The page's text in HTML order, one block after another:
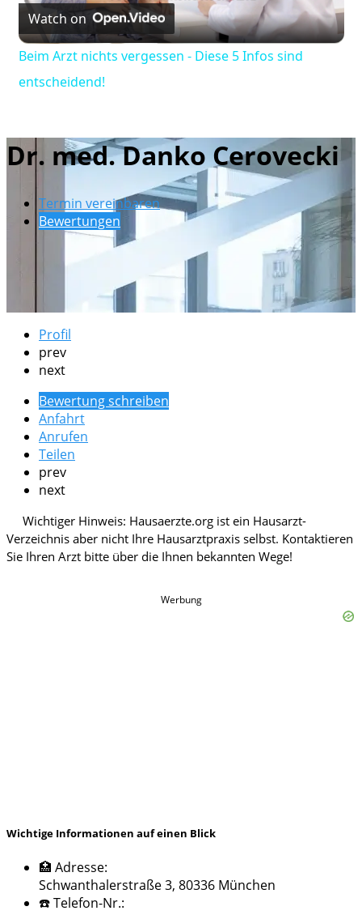
Video
Watch on
Beim Arzt nichts vergessen - Diese 5 Infos sind
entscheidend!
Dr. med. Danko Cerovecki
Termin vereinbaren
Bewertungen
Profil
prev
next
Bewertung schreiben
Anfahrt
Anrufen
Teilen
prev
next
Werbung
Wichtige Informationen auf einen Blick
🏥 Adresse:
Schwanthalerstraße 3, 80336 München
☎️ Telefon-Nr.: